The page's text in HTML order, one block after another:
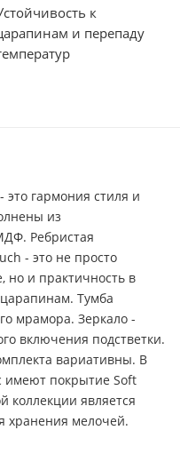
к
и перепаду
это гармония стиля и
из
Ребристая
- это не просто
но и практичность в
Тумба
мрамора. Зеркало -
включения подстветки.
вариативны. В
имеют покрытие Soft
коллекции является
хранения мелочей.